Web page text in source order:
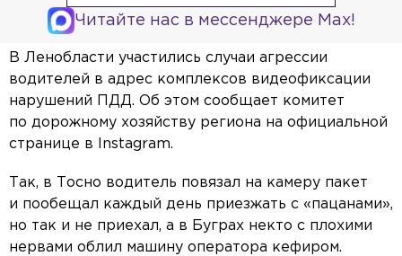
Читайте нас в мессенджере Max!
В Ленобласти участились случаи агрессии
водителей в адрес комплексов видеофиксации
нарушений ПДД. Об этом сообщает комитет
по дорожному хозяйству региона на официальной
странице в Instagram.
Так, в Тосно водитель повязал на камеру пакет
и пообещал каждый день приезжать с «пацанами»,
но так и не приехал, а в Буграх некто с плохими
нервами облил машину оператора кефиром.